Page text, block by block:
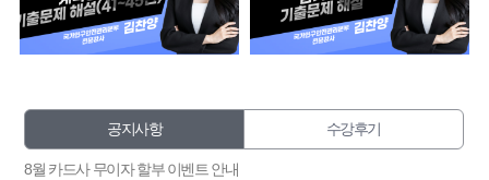
공지사항
8월 카드사 무이자 할부 이벤트 안내
수강후기